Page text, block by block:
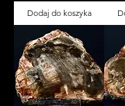
Dodaj do koszyka